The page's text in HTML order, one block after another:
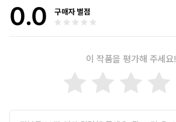
0.0 구매자 별점
이 작품을 평가해 주세요!